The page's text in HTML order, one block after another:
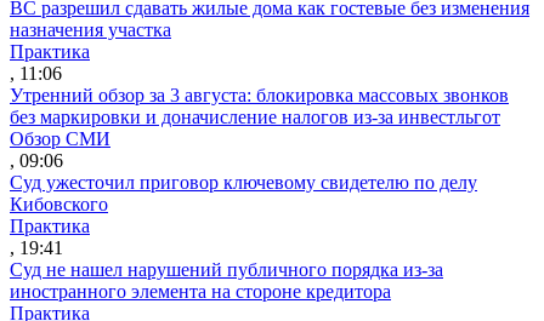
ВС разрешил сдавать жилые дома как гостевые без изменения
назначения участка
Практика
, 11:06
Утренний обзор за 3 августа: блокировка массовых звонков
без маркировки и доначисление налогов из-за инвестльгот
Обзор СМИ
, 09:06
Суд ужесточил приговор ключевому свидетелю по делу
Кибовского
Практика
, 19:41
Суд не нашел нарушений публичного порядка из-за
иностранного элемента на стороне кредитора
Практика